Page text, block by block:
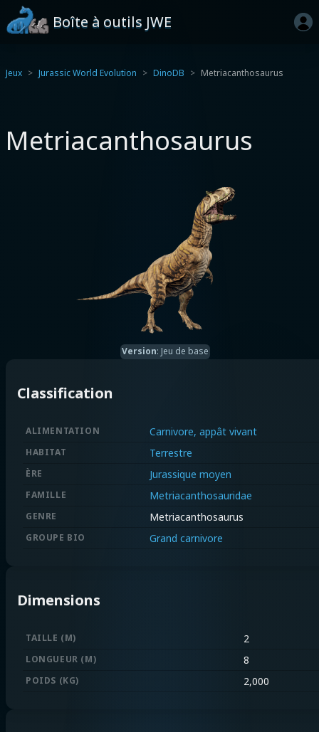
Boîte à outils JWE
Jeux Jurassic World Evolution DinoDB Metriacanthosaurus
Metriacanthosaurus
Version: Jeu de base
Classification
ALIMENTATION Carnivore, appât vivant
HABITAT Terrestre
ÈRE Jurassique moyen
FAMILLE Metriacanthosauridae
GENRE Metriacanthosaurus
GROUPE BIO Grand carnivore
Dimensions
TAILLE (M) 2
LONGUEUR (M) 8
POIDS (KG) 2,000